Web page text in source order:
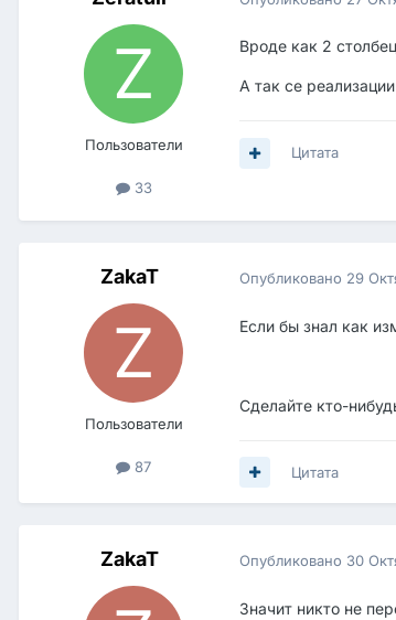
Пользователи
33
Вроде как 2
А так се
Цитата
ZakaT
Пользователи
87
Опубликовано 29
Если бы знал как
Сделайте кто-
Цитата
ZakaT Опубликовано 30
Значит никто не